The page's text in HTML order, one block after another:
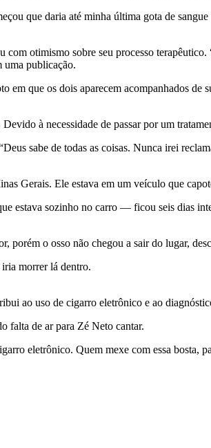
que daria até minha última gota de
otimismo sobre seu processo
uma publicação.
que os dois aparecem acompanhados de
à necessidade de passar por um
sabe de todas as coisas. Nunca irei
Gerais. Ele estava em um veículo que
estava sozinho no carro — ficou seis dias
o osso não chegou a sair do lugar,
morrer lá dentro.
ao uso de cigarro eletrônico e ao
falta de ar para Zé Neto cantar.
eletrônico. Quem mexe com essa